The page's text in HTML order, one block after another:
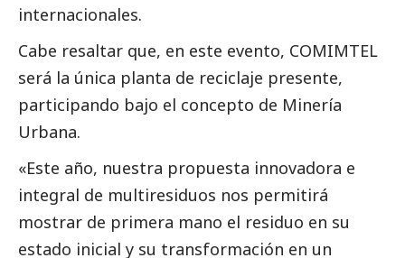
internacionales.
Cabe resaltar que, en este evento, COMIMTEL
será la única planta de reciclaje presente,
participando bajo el concepto de Minería
Urbana.
«Este año, nuestra propuesta innovadora e
integral de multiresiduos nos permitirá
mostrar de primera mano el residuo en su
estado inicial y su transformación en un